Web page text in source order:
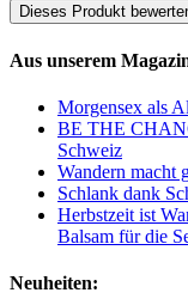
Dieses Produkt
Aus unserem
Morgensex als
BE THE
Schweiz
Wandern macht
Schlank dank
Herbstzeit ist
Balsam für die
Neuheiten: